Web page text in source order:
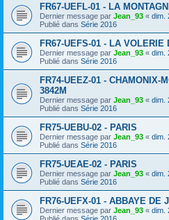
FR67-UEFL-01 - LA
Dernier message par Jean_93 « dim.
Publié dans Série 2016
FR67-UEFS-01 - LA VOLERIE
Dernier message par Jean_93 « dim.
Publié dans Série 2016
FR74-UEEZ-01 - CHAMONIX-
3842M
Dernier message par Jean_93 « dim.
Publié dans Série 2016
FR75-UEBU-02 - PARIS
Dernier message par Jean_93 « dim.
Publié dans Série 2016
FR75-UEAE-02 - PARIS
Dernier message par Jean_93 « dim.
Publié dans Série 2016
FR76-UEFX-01 - ABBAYE DE
Dernier message par Jean_93 « dim.
Publié dans Série 2016